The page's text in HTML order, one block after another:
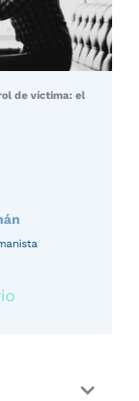
de víctima: el